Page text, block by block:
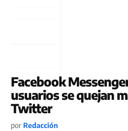
Facebook
usuarios se quejan
Twitter
por Redacción